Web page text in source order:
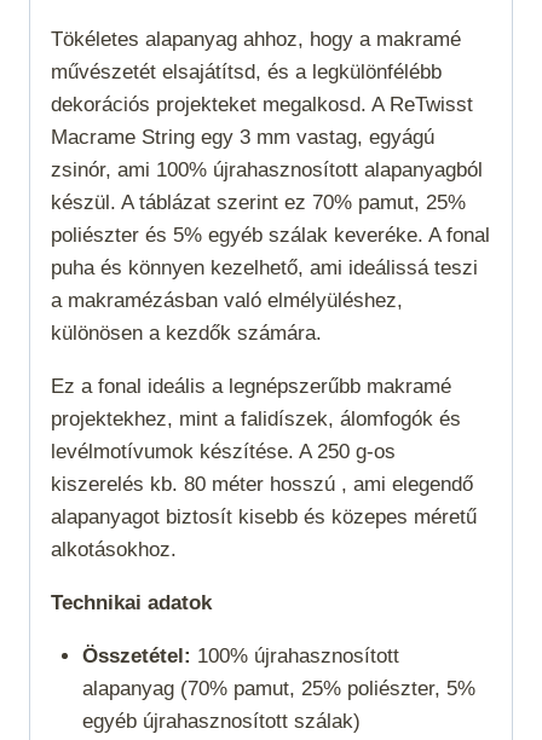
Tökéletes alapanyag ahhoz, hogy a makramé
művészetét elsajátítsd, és a legkülönfélébb
dekorációs projekteket megalkosd. A ReTwisst
Macrame String egy 3 mm vastag, egyágú
zsinór, ami 100% újrahasznosított alapanyagból
készül. A táblázat szerint ez 70% pamut, 25%
poliészter és 5% egyéb szálak keveréke. A fonal
puha és könnyen kezelhető, ami ideálissá teszi
a makramézásban való elmélyüléshez,
különösen a kezdők számára.
Ez a fonal ideális a legnépszerűbb makramé
projektekhez, mint a falidíszek, álomfogók és
levélmotívumok készítése. A 250 g-os
kiszerelés kb. 80 méter hosszú , ami elegendő
alapanyagot biztosít kisebb és közepes méretű
alkotásokhoz.
Technikai adatok
Összetétel: 100% újrahasznosított
alapanyag (70% pamut, 25% poliészter, 5%
egyéb újrahasznosított szálak)